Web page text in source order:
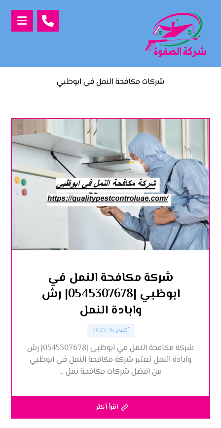
شركات مكافحة النمل في ابوظبي
شركة مكافحة النمل في
ابوظبي |0545307678| رش
وابادة النمل
أكتوبر 16, 2023
شركة مكافحة النمل في ابوظبي |0545307678| رش
وابادة النمل تعتبر شركة مكافحة النمل في ابوظبي
من افضل شركات مكافحة نمل ...
اقرأ أكثر